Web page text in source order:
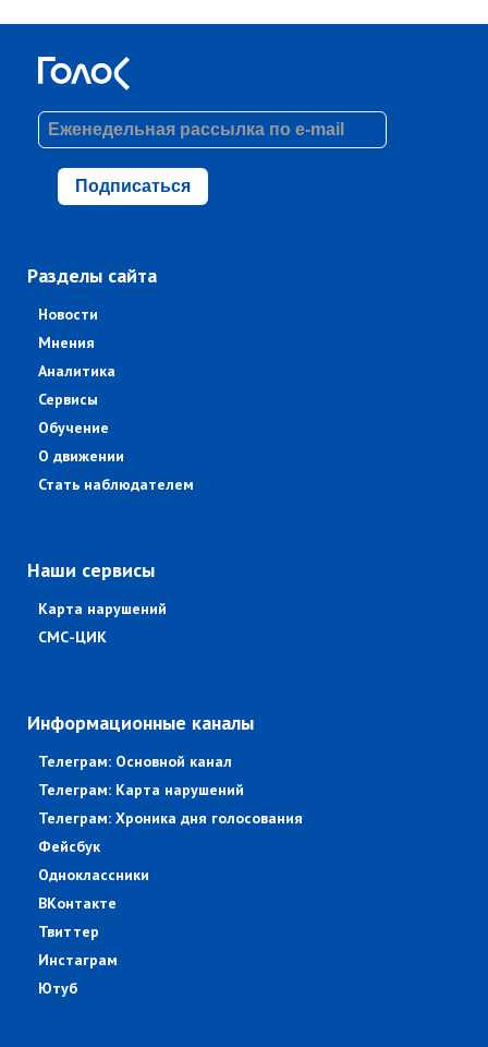
Подписаться
Разделы сайта
Новости
Мнения
Аналитика
Сервисы
Обучение
О движении
Стать наблюдателем
Наши сервисы
Карта нарушений
СМС-ЦИК
Информационные каналы
Телеграм: Основной канал
Телеграм: Карта нарушений
Телеграм: Хроника дня голосования
Фейсбук
Одноклассники
ВКонтакте
Твиттер
Инстаграм
Ютуб